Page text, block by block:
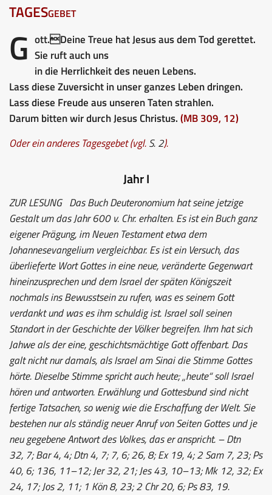
TAGESgebet
G ott.Deine Treue hat Jesus aus dem Tod gerettet.
Sie ruft auch uns
in die Herrlichkeit des neuen Lebens.
Lass diese Zuversicht in unser ganzes Leben dringen.
Lass diese Freude aus unseren Taten strahlen.
Darum bitten wir durch Jesus Christus.(MB 309, 12)
Oder ein anderes Tagesgebet (vgl.S. 2).
Jahr I
ZUR LESUNGDas Buch Deuteronomium hat seine jetzige
Gestalt um das Jahr 600 v. Chr. erhalten. Es ist ein Buch ganz
eigener Prägung, im Neuen Testament etwa dem
Johannesevangelium vergleichbar. Es ist ein Versuch, das
überlieferte Wort Gottes in eine neue, veränderte Gegenwart
hineinzusprechen und dem Israel der späten Königszeit
nochmals ins Bewusstsein zu rufen, was es seinem Gott
verdankt und was es ihm schuldig ist. Israel soll seinen
Standort in der Geschichte der Völker begreifen. Ihm hat sich
Jahwe als der eine, geschichtsmächtige Gott offenbart. Das
galt nicht nur damals, als Israel am Sinai die Stimme Gottes
hörte. Dieselbe Stimme spricht auch heute; „heute“ soll Israel
hören und antworten. Erwählung und Gottesbund sind nicht
fertige Tatsachen, so wenig wie die Erschaffung der Welt. Sie
bestehen nur als ständig neuer Anruf von Seiten Gottes und je
neu gegebene Antwort des Volkes, das er anspricht. – Dtn
32, 7; Bar 4, 4; Dtn 4, 7; 7, 6; 26, 8; Ex 19, 4; 2 Sam 7, 23; Ps
40, 6; 136, 11–12; Jer 32, 21; Jes 43, 10–13; Mk 12, 32; Ex
24, 17; Jos 2, 11; 1 Kön 8, 23; 2 Chr 20, 6; Ps 83, 19.